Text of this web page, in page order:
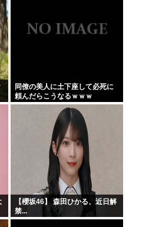
同僚の美人に土下座して必死に
頼んだらこうなるｗｗｗ
【櫻坂46】 森田ひかる、近日解
禁...